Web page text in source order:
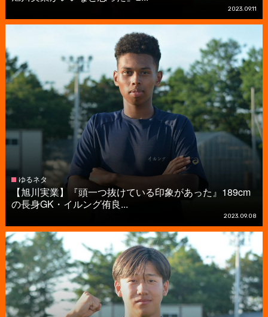
2023.09.11
ゆるネタ
【旭川実業】『頭一つ抜けている印象があった』189cm
の長身GK・イルング侑良...
2023.09.08